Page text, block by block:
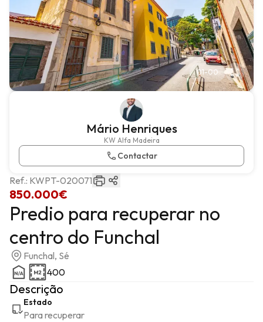
01-00
Mário Henriques
KW Alfa Madeira
Contactar
850.000€
Ref.: KWPT-020071
Predio para recuperar no
centro do Funchal
Funchal, Sé
400
Descrição
Estado
Para recuperar